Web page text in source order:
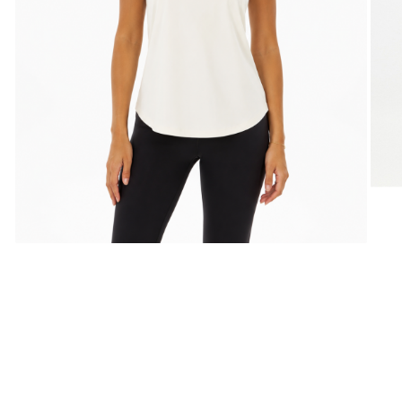
Set yoga incretit la spate
Set yoga White Grey